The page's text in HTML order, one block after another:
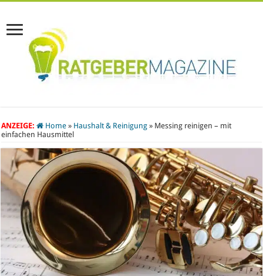
ANZEIGE: Home » Haushalt & Reinigung » Messing reinigen – mit
einfachen Hausmittel